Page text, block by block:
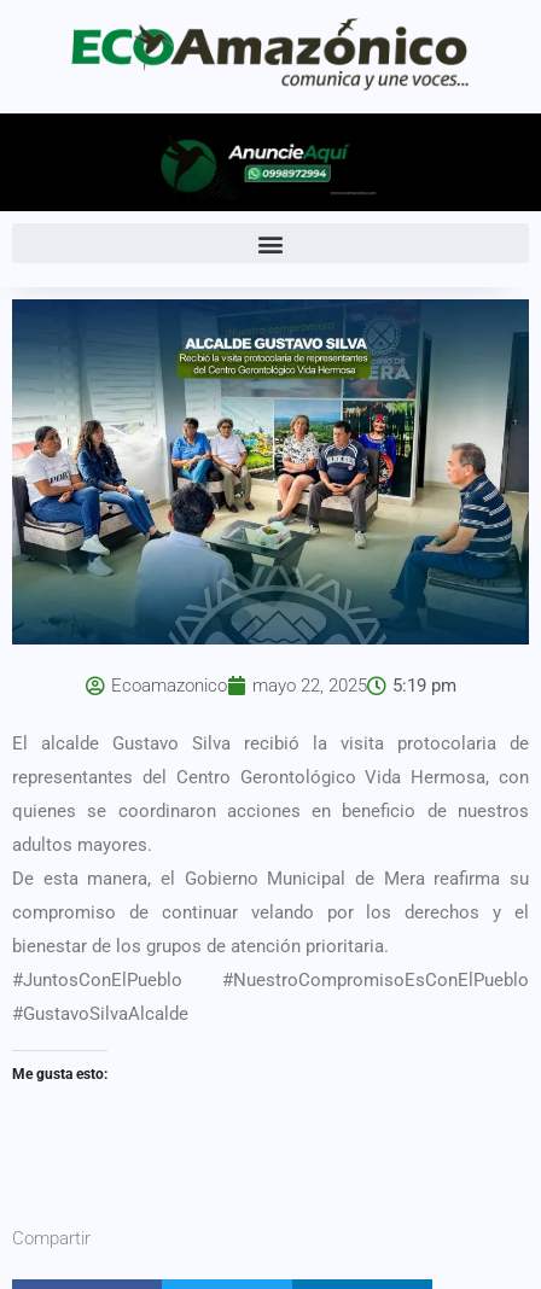
Ecoamazonico mayo 22, 2025 5:19 pm
El alcalde Gustavo Silva recibió la visita protocolaria de
representantes del Centro Gerontológico Vida Hermosa, con
quienes se coordinaron acciones en beneficio de nuestros
adultos mayores.
De esta manera, el Gobierno Municipal de Mera reafirma su
compromiso de continuar velando por los derechos y el
bienestar de los grupos de atención prioritaria.
#JuntosConElPueblo #NuestroCompromisoEsConElPueblo
#GustavoSilvaAlcalde
Me gusta esto:
Compartir